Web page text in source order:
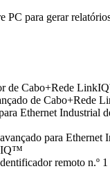
PC para gerar
de Cabo+Rede
de Cabo+Rede
Ethernet Industrial
para Ethernet
remoto n.º 1